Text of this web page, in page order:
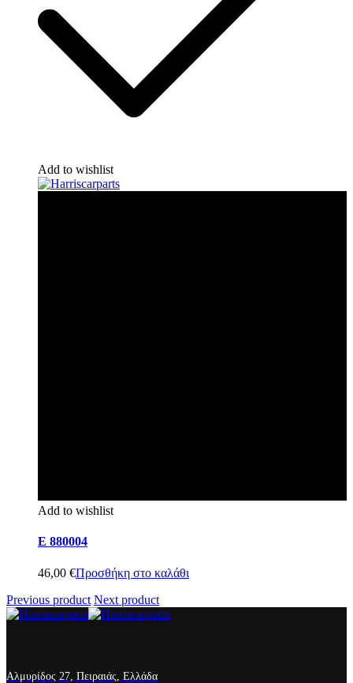
Add to wishlist
Add to wishlist
E 880004
46,00 €Προσθήκη στο καλάθι
Previous product Next product
Αλμυρίδος 27, Πειραιάς, Ελλάδα